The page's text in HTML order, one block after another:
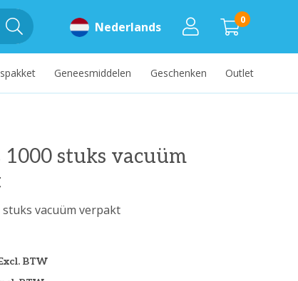
0
Nederlands
Geneesmiddelen Geschenken Outlet
1000 stuks vacuüm
stuks vacuüm verpakt
BTW